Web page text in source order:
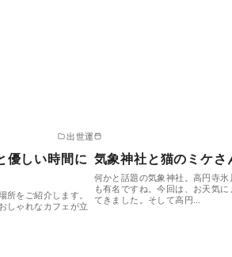
出世運
優しい時間に
をご紹介します。
しゃれなカフェが立
気象神社と猫のミケ
何かと話題の気象神社。高円寺
も有名ですね。今回は、お天気
てきました。そして高円…